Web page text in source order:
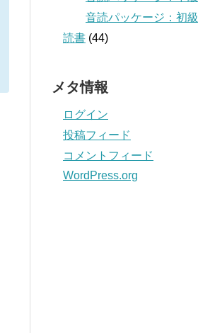
音読パッケージ：初級
読書 (44)
メタ情報
ログイン
投稿フィード
コメントフィード
WordPress.org